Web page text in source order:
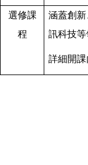
選修課
程
涵蓋創
訊科技等
詳細開課